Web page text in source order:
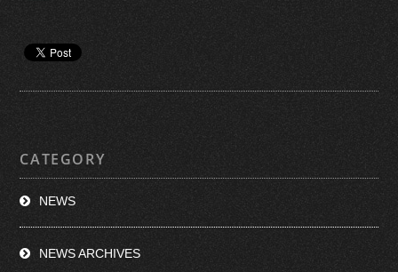
CATEGORY
NEWS
NEWS ARCHIVES